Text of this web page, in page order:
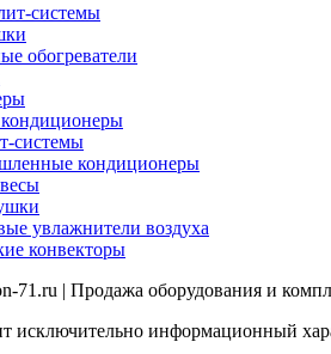
системы
обогреватели
системы
кондиционеры
увлажнители воздуха
конвекторы
71.ru | Продажа оборудования и
исключительно информационный